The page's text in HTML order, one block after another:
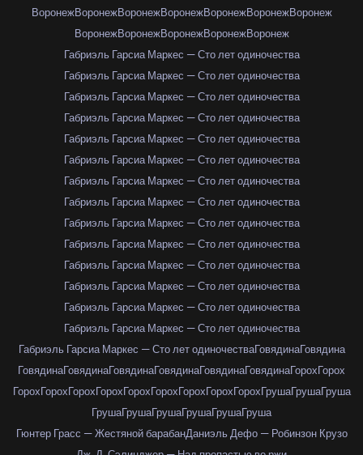
ВоронежВоронежВоронежВоронежВоронежВоронежВоронеж
ВоронежВоронежВоронежВоронежВоронеж
Габриэль Гарсиа Маркес — Сто лет одиночества
Габриэль Гарсиа Маркес — Сто лет одиночества
Габриэль Гарсиа Маркес — Сто лет одиночества
Габриэль Гарсиа Маркес — Сто лет одиночества
Габриэль Гарсиа Маркес — Сто лет одиночества
Габриэль Гарсиа Маркес — Сто лет одиночества
Габриэль Гарсиа Маркес — Сто лет одиночества
Габриэль Гарсиа Маркес — Сто лет одиночества
Габриэль Гарсиа Маркес — Сто лет одиночества
Габриэль Гарсиа Маркес — Сто лет одиночества
Габриэль Гарсиа Маркес — Сто лет одиночества
Габриэль Гарсиа Маркес — Сто лет одиночества
Габриэль Гарсиа Маркес — Сто лет одиночества
Габриэль Гарсиа Маркес — Сто лет одиночества
Габриэль Гарсиа Маркес — Сто лет одиночестваГовядинаГовядина
ГовядинаГовядинаГовядинаГовядинаГовядинаГовядинаГорохГорох
ГорохГорохГорохГорохГорохГорохГорохГорохГорохГрушаГрушаГруша
ГрушаГрушаГрушаГрушаГрушаГруша
Гюнтер Грасс — Жестяной барабанДаниэль Дефо — Робинзон Крузо